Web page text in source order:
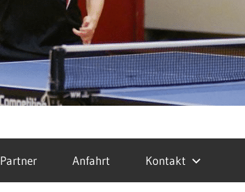
Partner Anfahrt Kontakt